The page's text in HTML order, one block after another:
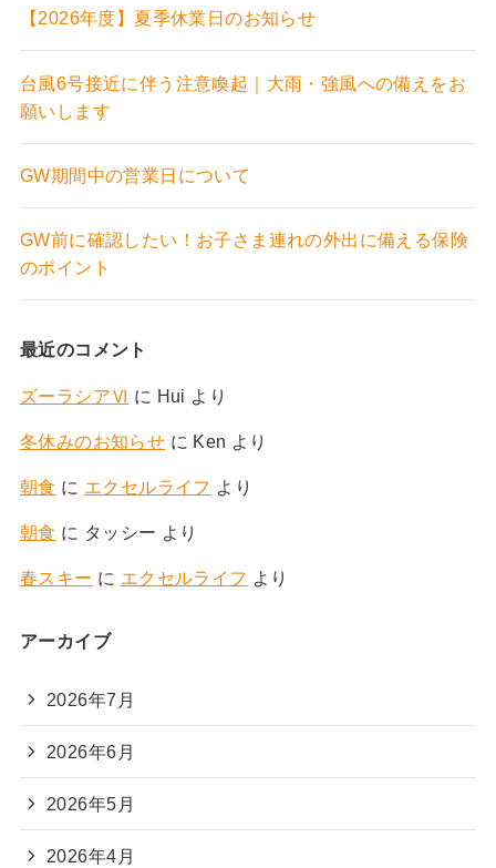
【2026年度】夏季休業日のお知らせ
台風6号接近に伴う注意喚起｜大雨・強風への備えをお
願いします
GW期間中の営業日について
GW前に確認したい！お子さま連れの外出に備える保険
のポイント
最近のコメント
ズーラシアⅥ に Hui より
冬休みのお知らせ に Ken より
朝食 に エクセルライフ より
朝食 に タッシー より
春スキー に エクセルライフ より
アーカイブ
2026年7月
2026年6月
2026年5月
2026年4月